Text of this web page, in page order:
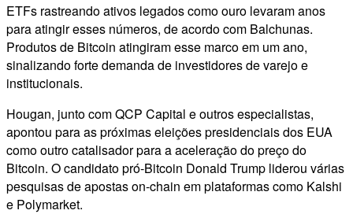
ETFs rastreando ativos legados como ouro levaram anos
para atingir esses números, de acordo com Balchunas.
Produtos de Bitcoin atingiram esse marco em um ano,
sinalizando forte demanda de investidores de varejo e
institucionais.
Hougan, junto com QCP Capital e outros especialistas,
apontou para as próximas eleições presidenciais dos EUA
como outro catalisador para a aceleração do preço do
Bitcoin. O candidato pró-Bitcoin Donald Trump liderou várias
pesquisas de apostas on-chain em plataformas como Kalshi
e Polymarket.